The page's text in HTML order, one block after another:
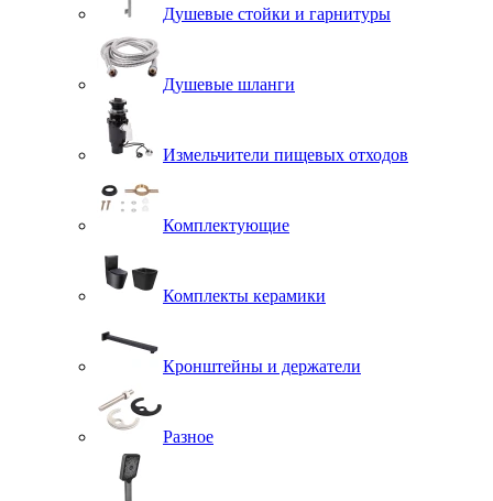
Душевые стойки и гарнитуры
Душевые шланги
Измельчители пищевых отходов
Комплектующие
Комплекты керамики
Кронштейны и держатели
Разное